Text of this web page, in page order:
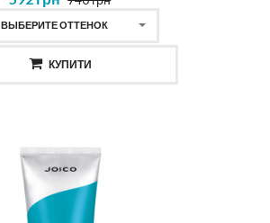
ВЫБЕРИТЕ ОТТЕНОК
КУПИТИ